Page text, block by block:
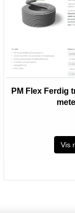
PM Flex Ferdig
Vis